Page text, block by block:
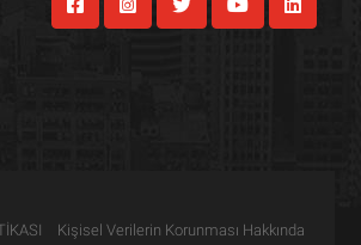
Kişisel Verilerin Korunması Hakkında